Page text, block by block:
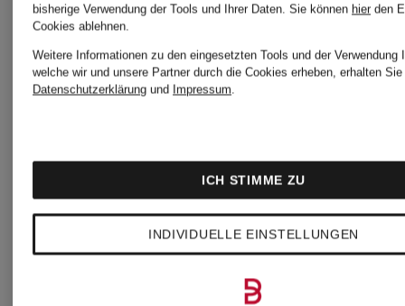
1.099 €
Dirndl
Samt
und
Pailletten
1.199 €
bisherige Verwendung der Tools und Ihrer Daten. Sie können hier den
Cookies ablehnen.
Weitere Informationen zu den eingesetzten Tools und der Verwendung
welche wir und unsere Partner durch die Cookies erheben, erhalten
Datenschutzerklärung und Impressum.
INDIVIDUELLE EINSTELLUNGEN
ICH STIMME ZU